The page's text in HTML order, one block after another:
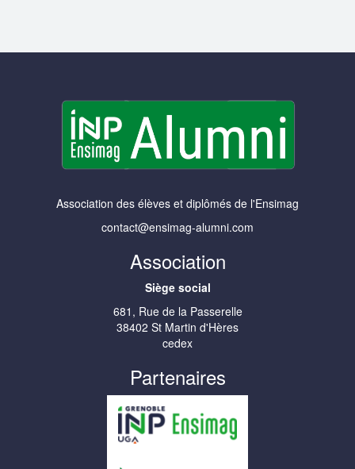
Association des élèves et diplômés de l'Ensimag
contact@ensimag-alumni.com
Association
Siège social
681, Rue de la Passerelle
38402 St Martin d'Hères
cedex
Partenaires